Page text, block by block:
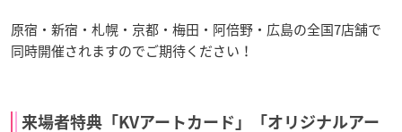
原宿・新宿・札幌・京都・梅田・阿倍野・広島の全国7店舗で
同時開催されますのでご期待ください！
来場者特典「KVアートカード」「オリジナルアー